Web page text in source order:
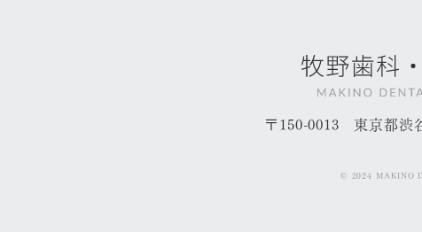
〒150-0013 東京都渋
© 2024 MAKINO